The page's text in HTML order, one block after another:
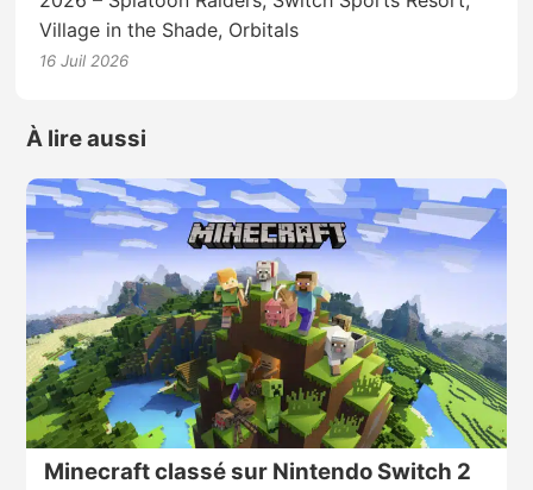
Village in the Shade, Orbitals
16 Juil 2026
À lire aussi
Minecraft classé sur Nintendo Switch 2